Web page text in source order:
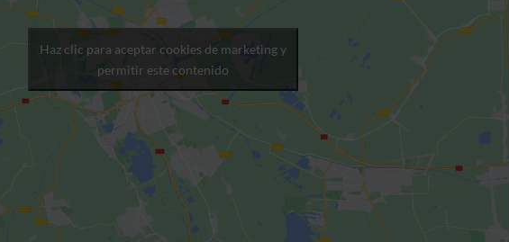
Haz clic para aceptar cookies de marketing y
permitir este contenido